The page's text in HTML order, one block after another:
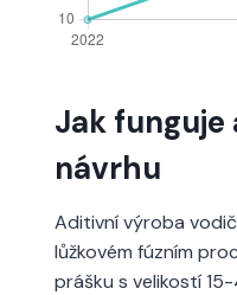
Jak
návrhu
Aditivní výroba
lůžkovém fúzním
prášku s velikostí